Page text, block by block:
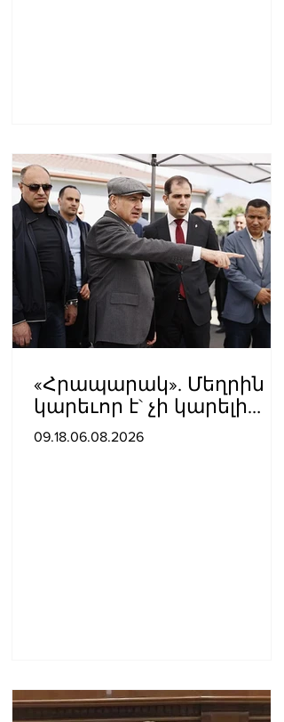
«Հրապարակ». Մեղրին
կարեւոր է` չի կարելի
«պռավալ տալ. Կենաց
09.18.06.08.2026